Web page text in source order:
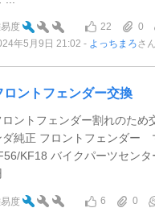
度 22 0
年5月9日 21:02
よっちまろさん
ロントフェンダー交換
ロントフェンダー割れのた
ダ純正 フロントフェンダー
KF18 バイクパーツセン
度 6 0